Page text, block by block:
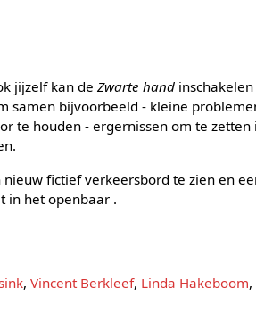
jijzelf kan deZwarte hand
samen bijvoorbeeld - kleine
te houden - ergernissen om te
fictief verkeersbord te zien en
in het openbaar .
,Vincent Berkleef, Linda Hakeboom,